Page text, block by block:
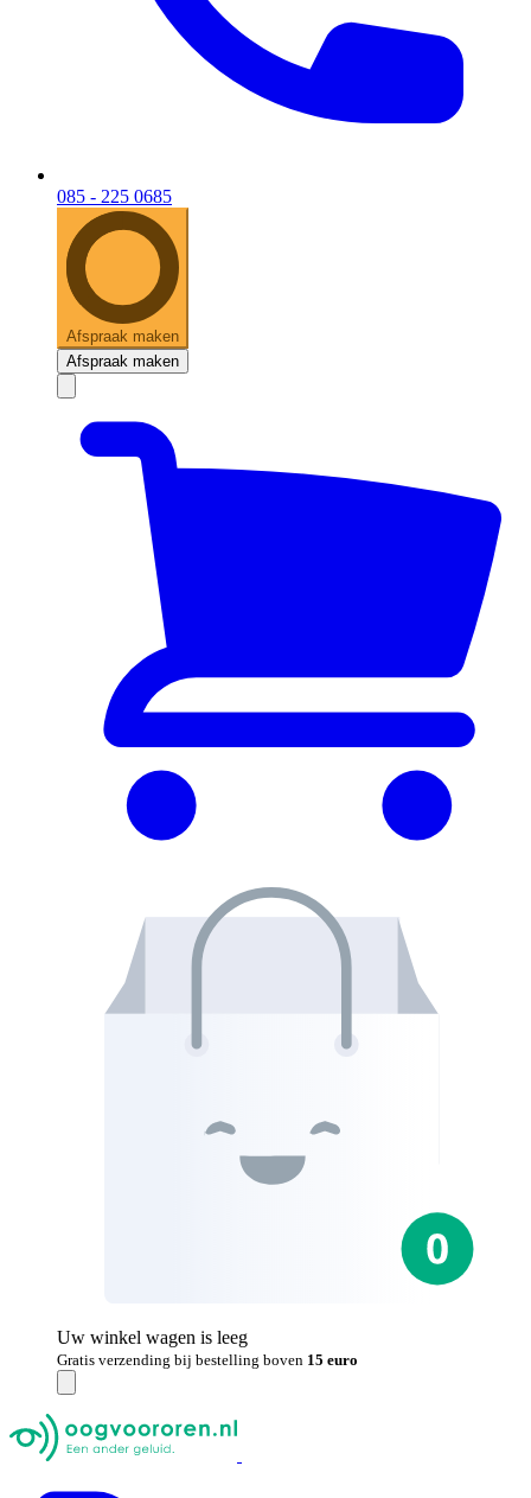
085 - 225 0685
Afspraak maken
Afspraak maken
Uw winkel wagen is leeg
Gratis verzending bij bestelling boven 15 euro